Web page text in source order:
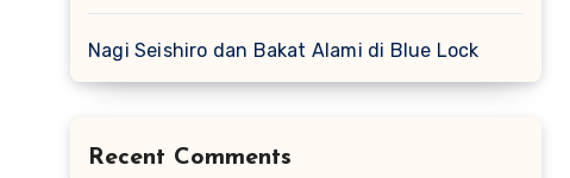
Nagi Seishiro dan Bakat Alami di Blue Lock
Recent Comments